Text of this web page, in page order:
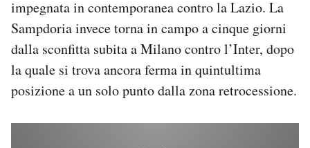
Hai bisogno di aiuto?
Esci
impegnata in contemporanea contro la Lazio. La
Sampdoria invece torna in campo a cinque giorni
dalla sconfitta subita a Milano contro l’Inter, dopo
la quale si trova ancora ferma in quintultima
posizione a un solo punto dalla zona retrocessione.